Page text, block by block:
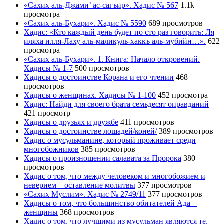
«Сахих аль-Джами’ ас-сагъир». Хадис № 567 1.1k
просмотра
«Сахих аль-Бухари». Хадис № 5590 689 просмотров
Хадис: «Кто каждый день будет по сто раз говорить: Ля
иляха илля-Лаху аль-маликуль-хаккъ аль-мубийн…». 622
просмотра
«Сахих аль-Бухари». 1. Книга: Начало откровений.
Хадисы № 1-7 500 просмотров
Хадисы о достоинстве Корана и его чтении 468
просмотров
Хадисы о женщинах. Хадисы № 1-100 452 просмотра
Хадис: Найди для своего брата семьдесят оправданий
421 просмотр
Хадисы о друзьях и дружбе 411 просмотров
Хадисы о достоинстве лошадей/коней/ 389 просмотров
Хадис о мусульманине, который проживает среди
многобожников 385 просмотров
Хадисы о произношении салавата за Пророка 380
просмотров
Хадис о том, что между человеком и многобожием и
неверием – оставление молитвы 377 просмотров
«Сахих Муслим». Хадис № 2749/11 377 просмотров
Хадисы о том, что большинство обитателей Ада −
женщины 368 просмотров
Хадис о том, что лучшими из мусульман являются те,